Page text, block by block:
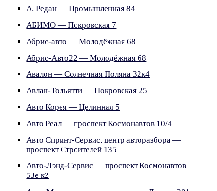
А. Редан — Промышленная 84
АБИМО — Покровская 7
Абрис-авто — Молодёжная 68
Абрис-Авто22 — Молодёжная 68
Авалон — Солнечная Поляна 32к4
Авлан-Тольятти — Покровская 25
Авто Корея — Целинная 5
Авто Реал — проспект Космонавтов 10/4
Авто Спринт-Сервис, центр авторазбора —
проспект Строителей 135
Авто-Лэнд-Сервис — проспект Космонавтов
53е к2